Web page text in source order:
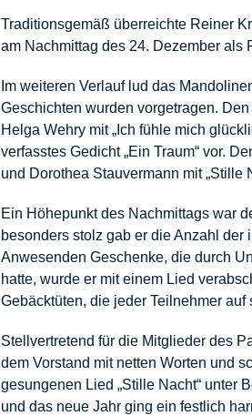
Traditionsgemäß überreichte Reiner
am Nachmittag des 24. Dezember als
Im weiteren Verlauf lud das
Geschichten wurden vorgetragen.
Helga Wehry mit „Ich fühle mich
verfasstes Gedicht „Ein Traum“ vor.
und Dorothea Stauvermann mit „Stille
Ein Höhepunkt des Nachmittags war
besonders stolz gab er die Anzahl
Anwesenden Geschenke, die durch
hatte, wurde er mit einem Lied
Gebäcktüten, die jeder Teilnehmer auf
Stellvertretend für die Mitglieder des
dem Vorstand mit netten Worten und
gesungenen Lied „Stille Nacht“ unter
und das neue Jahr ging ein festlich